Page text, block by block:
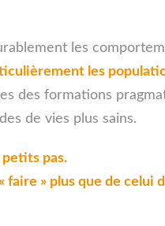
les
les
des formations
de vies plus sains.
pas.
» plus que de celui